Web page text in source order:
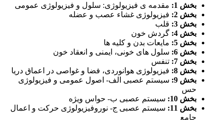
بخش 1:
مقدمه ی فیزیولوژی: سلول و فیزیولوژی عمومی
بخش 2:
فیزیولوژی غشاء عصب و عضله
بخش 3:
قلب
بخش 4:
گردش خون
بخش 5:
مایعات بدن و کلیه ها
بخش 6:
سلول های خونی، ایمنی و انعقاد خون
بخش 7:
تنفس
بخش 8:
فیزیولوژی هوانوردی، فضا و غواصی در اعماق دریا
بخش 9:
سیستم عصبی الف- اصول عمومی و فیزیولوژی
حس
بخش 10:
سیستم عصبی ب- حواس ویژه
بخش 11:
سیستم عصبی ج- نوروفیزیولوژی حرکت و اعمال
جامع